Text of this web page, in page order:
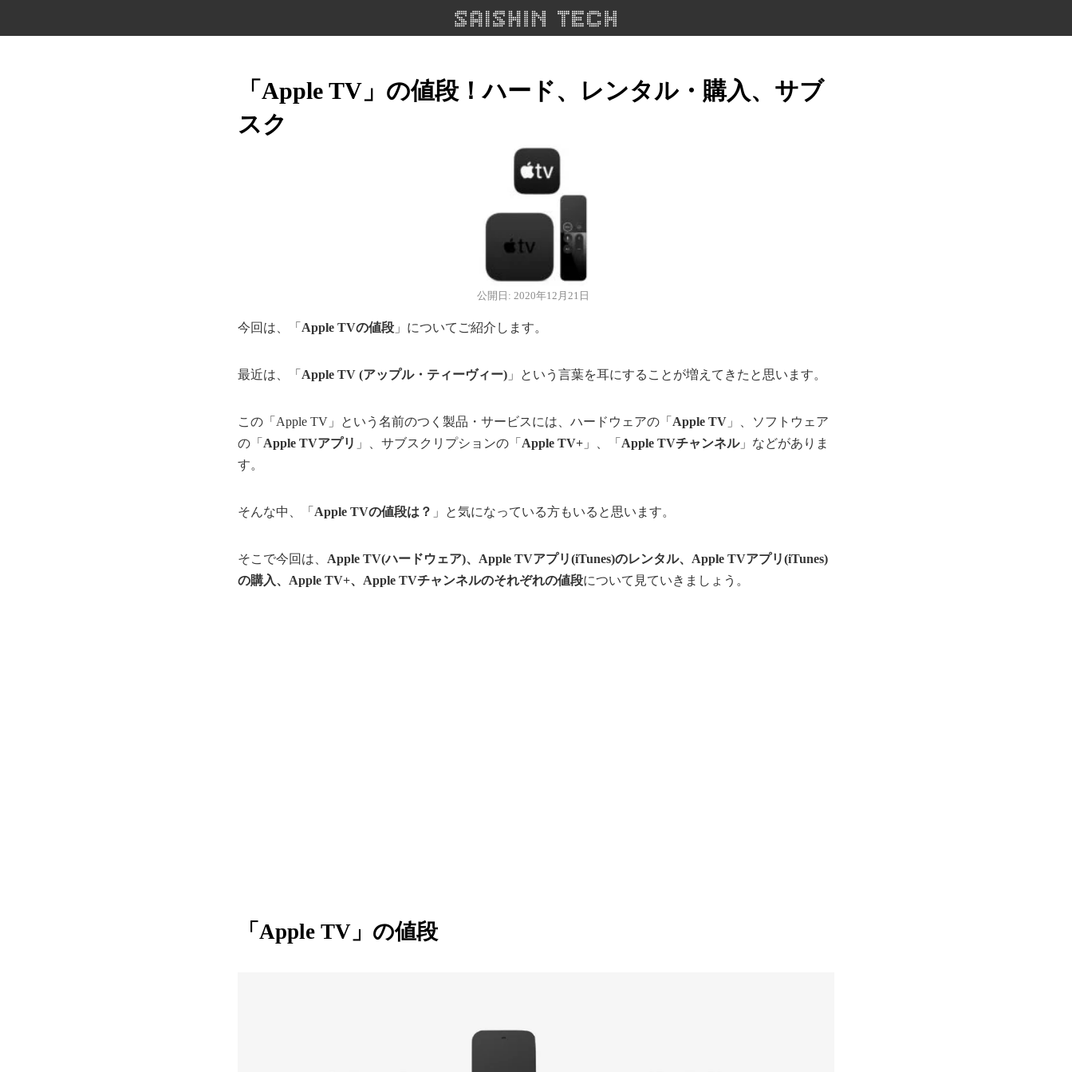
「Apple TV」の値段！ハード、レンタル・購入、サブ
スク
公開日: 2020年12月21日
今回は、「 Apple TVの値段 」についてご紹介します。
最近は、「 Apple TV (アップル・ティーヴィー) 」という言葉を耳にすることが増えてきたと思います。
この「Apple TV」という名前のつく製品・サービスには、ハードウェアの「 Apple TV 」、ソフトウェア
の「 Apple TVアプリ 」、サブスクリプションの「 Apple TV+ 」、「 Apple TVチャンネル」などがありま
す。
そんな中、「 Apple TVの値段は？ 」と気になっている方もいると思います。
そこで今回は、 Apple TV(ハードウェア)、Apple TVアプリ(iTunes)のレンタル、Apple TVアプリ(iTunes)
の購入、Apple TV+、Apple TVチャンネルのそれぞれの値段について見ていきましょう。
「Apple TV」の値段